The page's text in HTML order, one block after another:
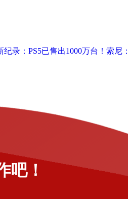
纪录：PS5已售出1000万台！索尼
吧！